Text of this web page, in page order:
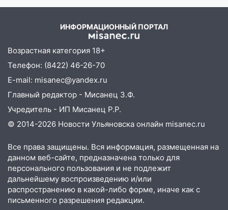
началось с «глухой» пробки на старом
09:10 Соцсети: на Московском шоссе в
Ульяновске произошла авария
08:02 В Ульяновске во время
диспансеризации у 26-летнего парня
выявили онкологию
07:00 Прохладная ночь и ветреный
августа
06:00 Как разрушительный ураган,
потопы и падающие деревья
парализовали Ульяновскую область: ЧП
за выходные
ИНФОРМАЦИОННЫЙ ПОРТАЛ
Возрастная категория 18+
Телефон: (8422) 46-26-70
E-mail: misanec@yandex.ru
Главный редактор - Мисанец З.Ф.
Учредитель - ИП Мисанец Р.Р.
© 2014-2026 Новости Ульяновска онлайн misanec.ru
Все права защищены. Вся информация, размещенная на
данном веб-сайте, предназначена только для
персонального пользования и не подлежит
дальнейшему воспроизведению и/или
распространению в какой-либо форме, иначе как с
письменного разрешения редакции.